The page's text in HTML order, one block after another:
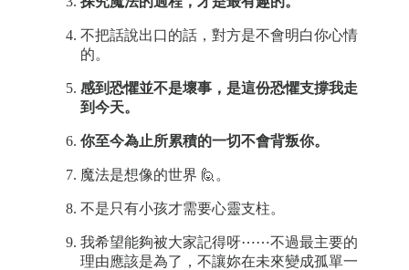
不把話說出口的話，對方是不會明白你心情
的。
感到恐懼並不是壞事，是這份恐懼支撐我走
到今天。
你至今為止所累積的一切不會背叛你。
魔法是想像的世界 🙋。
不是只有小孩才需要心靈支柱。
我希望能夠被大家記得呀⋯⋯不過最主要的
理由應該是為了，不讓妳在未來變成孤單一